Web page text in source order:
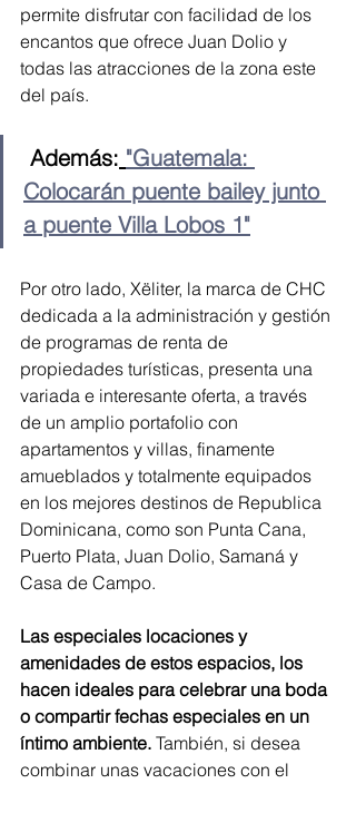
permite disfrutar con facilidad de los
encantos que ofrece Juan Dolio y
todas las atracciones de la zona este
del país.
Además: "Guatemala:
Colocarán puente bailey junto
a puente Villa Lobos 1"
Por otro lado, Xëliter, la marca de CHC
dedicada a la administración y gestión
de programas de renta de
propiedades turísticas, presenta una
variada e interesante oferta, a través
de un amplio portafolio con
apartamentos y villas, finamente
amueblados y totalmente equipados
en los mejores destinos de Republica
Dominicana, como son Punta Cana,
Puerto Plata, Juan Dolio, Samaná y
Casa de Campo.
Las especiales locaciones y
amenidades de estos espacios, los
hacen ideales para celebrar una boda
o compartir fechas especiales en un
íntimo ambiente. También, si desea
combinar unas vacaciones con el